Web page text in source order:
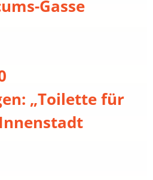
Gasse
„Toilette für